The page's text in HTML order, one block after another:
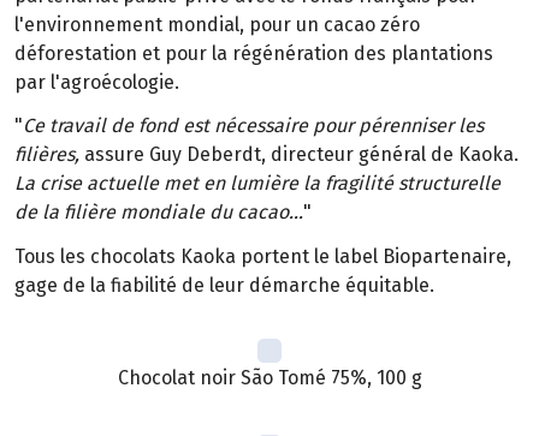
l'environnement mondial, pour un cacao zéro
déforestation et pour la régénération des plantations
par l'agroécologie.
"Ce travail de fond est nécessaire pour pérenniser les
filières, assure Guy Deberdt, directeur général de Kaoka.
La crise actuelle met en lumière la fragilité structurelle
de la filière mondiale du cacao..."
Tous les chocolats Kaoka portent le label Biopartenaire,
gage de la fiabilité de leur démarche équitable.
Chocolat noir São Tomé 75%, 100 g